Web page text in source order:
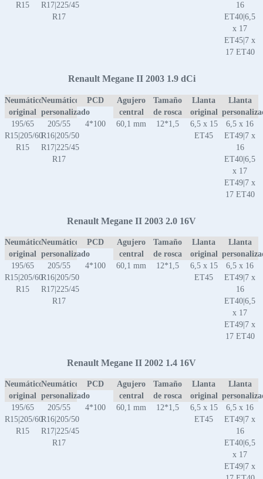
R15
R17|225/45
R17
16
ET40|6,5
x 17
ET45|7 x
17 ET40
Renault Megane II 2003 1.9 dCi
Neumático
original
Neumático
personalizado
PCD
Agujero
central
Tamaño
de rosca
Llanta
original
Llanta
195/65
R15|205/60
R15
205/55
R16|205/50
R17|225/45
R17
4*100 60,1 mm 12*1,5
6,5 x 15
ET45
6,5 x 16
ET49|7 x
16
ET40|6,5
x 17
ET49|7 x
17 ET40
Renault Megane II 2003 2.0 16V
Neumático
original
Neumático
personalizado
PCD
Agujero
central
Tamaño
de rosca
Llanta
original
Llanta
195/65
R15|205/60
R15
205/55
R16|205/50
R17|225/45
R17
4*100 60,1 mm 12*1,5
6,5 x 15
ET45
6,5 x 16
ET49|7 x
16
ET40|6,5
x 17
ET49|7 x
17 ET40
Renault Megane II 2002 1.4 16V
Neumático
original
Neumático
personalizado
PCD
Agujero
central
Tamaño
de rosca
Llanta
original
Llanta
195/65
R15|205/60
R15
205/55
R16|205/50
R17|225/45
R17
4*100 60,1 mm 12*1,5
6,5 x 15
ET45
6,5 x 16
ET49|7 x
16
ET40|6,5
x 17
ET49|7 x